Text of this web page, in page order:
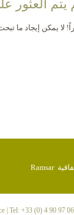
يتم العثور
لا يمكن إيجاد ما
| Tel: +33 (0) 4 90 97 06